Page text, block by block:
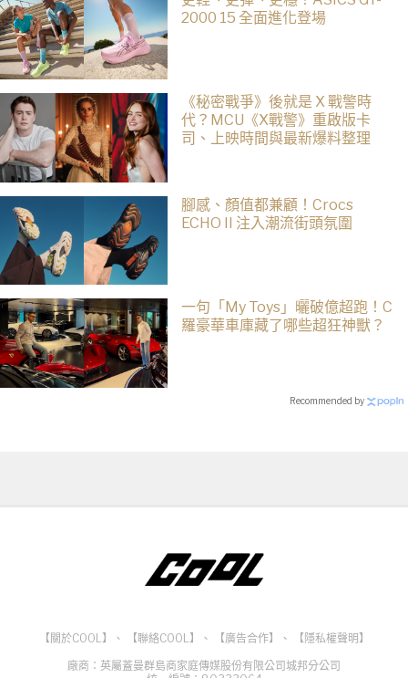
2000 15 全面進化登場
《秘密戰爭》後就是 X 戰警時
代？MCU《X戰警》重啟版卡
司、上映時間與最新爆料整理
腳感、顏值都兼顧！Crocs
ECHO II 注入潮流街頭氛圍
一句「My Toys」曬破億超跑！C
羅豪華車庫藏了哪些超狂神獸？
Recommended by
【關於COOL】 、 【聯絡COOL】 、 【廣告合作】 、
【隱私權聲明】
廠商：英屬蓋曼群島商家庭傳媒股份有限公司城邦分公司